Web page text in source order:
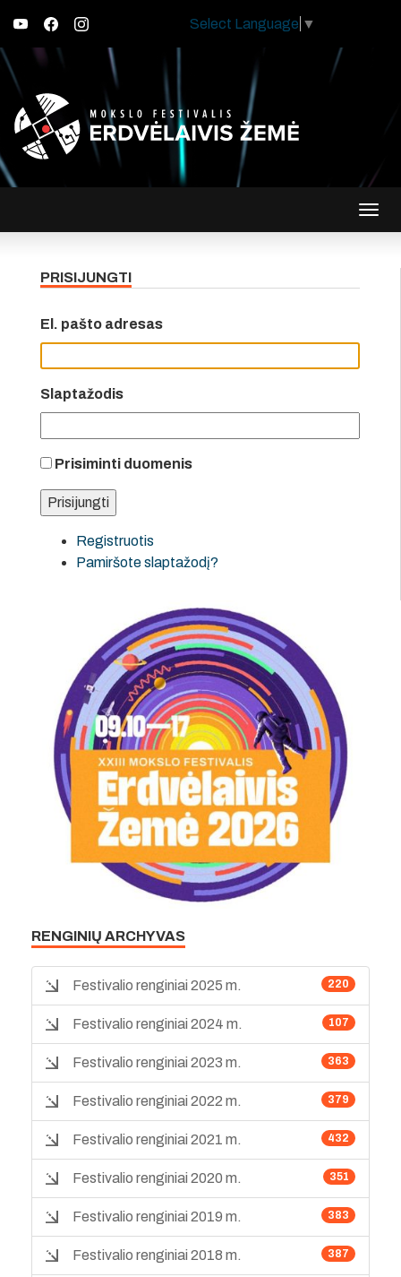
Select Language ▼
PRISIJUNGTI
El. pašto adresas
Slaptažodis
Prisiminti duomenis
Registruotis
Pamiršote slaptažodį?
RENGINIŲ ARCHYVAS
220
Festivalio renginiai 2025 m.
107
Festivalio renginiai 2024 m.
363
Festivalio renginiai 2023 m.
379
Festivalio renginiai 2022 m.
432
Festivalio renginiai 2021 m.
351
Festivalio renginiai 2020 m.
383
Festivalio renginiai 2019 m.
387
Festivalio renginiai 2018 m.